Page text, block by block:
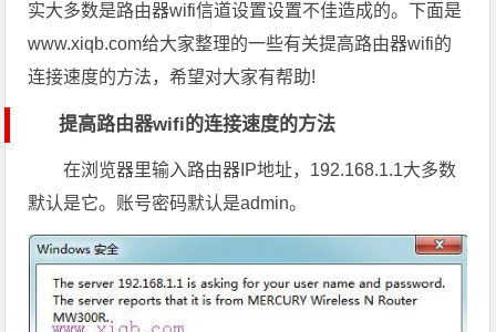
实大多数是路由器wifi信道设置设置不佳造成的。下面是
www.xiqb.com给大家整理的一些有关提高路由器wifi的
连接速度的方法，希望对大家有帮助!
提高路由器wifi的连接速度的方法
在浏览器里输入路由器IP地址，192.168.1.1大多数
默认是它。账号密码默认是admin。